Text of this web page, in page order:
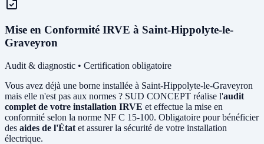
Mise en Conformité IRVE à Saint-Hippolyte-le-
Graveyron
Audit & diagnostic • Certification obligatoire
Vous avez déjà une borne installée à Saint-Hippolyte-le-Graveyron
mais elle n'est pas aux normes ? SUD CONCEPT réalise l'audit
complet de votre installation IRVE et effectue la mise en
conformité selon la norme NF C 15-100. Obligatoire pour bénéficier
des aides de l'État et assurer la sécurité de votre installation
électrique.